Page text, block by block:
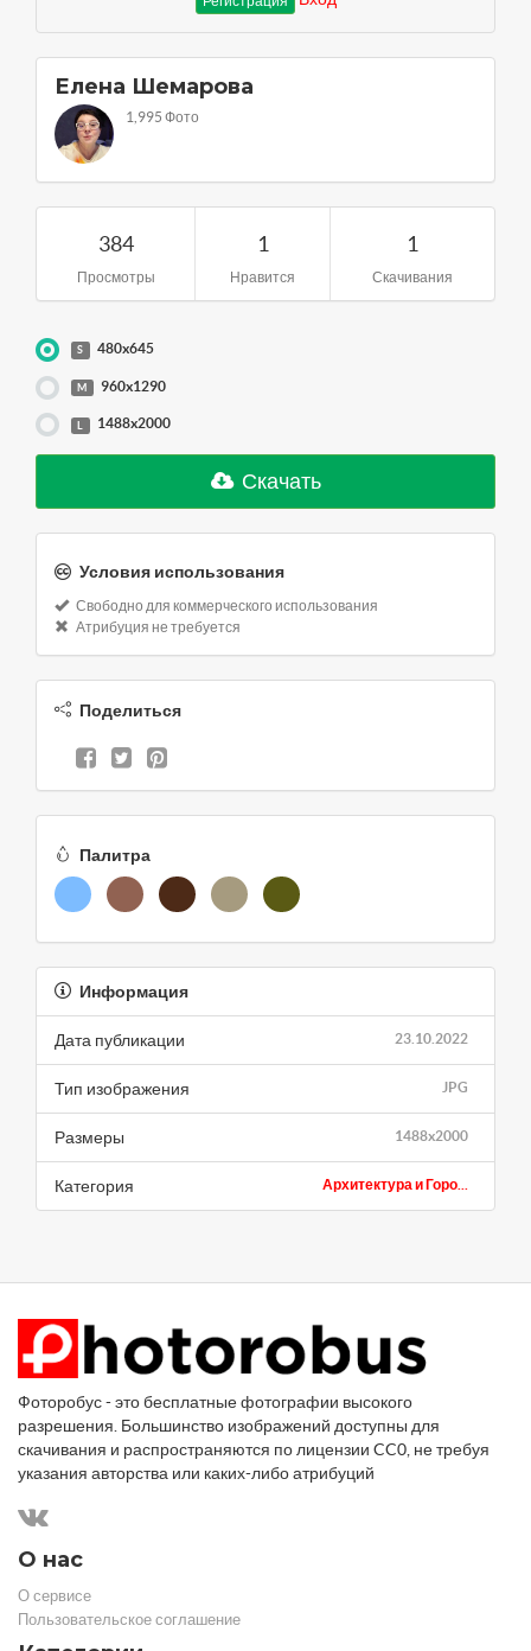
Елена Шемарова
1,995 Фото
384
Просмотры
1
Нравится
1
Скачивания
S 480x645
M 960x1290
L 1488x2000
Скачать
Условия использования
Свободно для коммерческого использования
Атрибуция не требуется
Поделиться
Палитра
Информация
23.10.2022
Дата публикации
JPG
Тип изображения
1488x2000
Размеры
Архитектура и Горо...
Категория
Фоторобус - это бесплатные фотографии высокого
разрешения. Большинство изображений доступны для
скачивания и распространяются по лицензии CC0, не требуя
указания авторства или каких-либо атрибуций
О нас
О сервисе
Пользовательское соглашение